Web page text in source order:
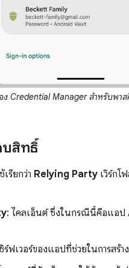
ง Credential Manager สำหรับพา
บสิทธิ์
รียกว่า Relying Party เวิร์กโ
: ไคลเอ็นต์ ซึ่งในกรณีนี้คือแอป
ร์ฟเวอร์ของแอปที่ช่วยในการสร้